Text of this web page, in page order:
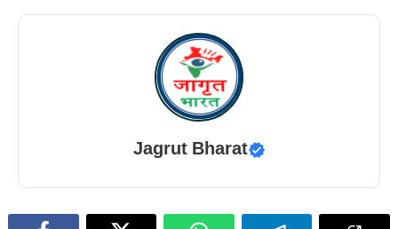
Jagrut Bharat